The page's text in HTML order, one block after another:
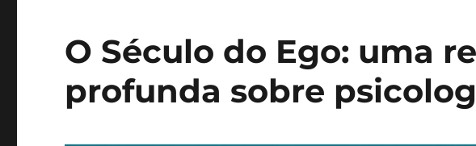
O Século do Ego: uma
profunda sobre